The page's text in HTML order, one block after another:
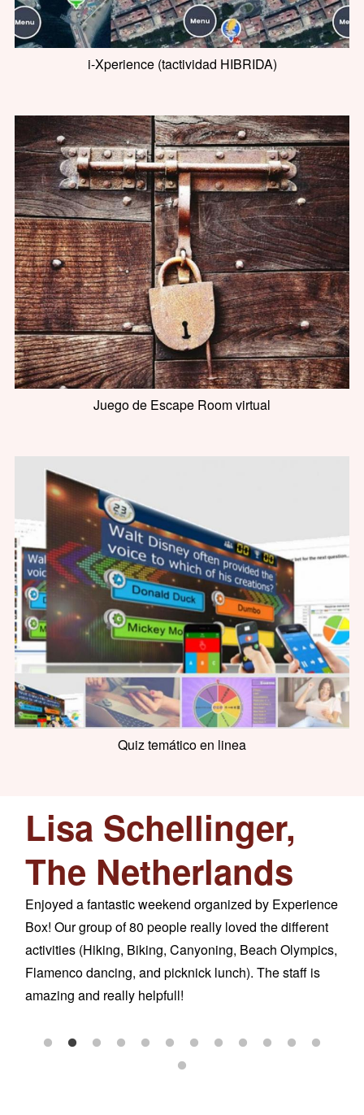
i-Xperience (tactividad HIBRIDA)
Juego de Escape Room virtual
Quiz temático en linea
Lisa Schellinger,
The Netherlands
Enjoyed a fantastic weekend organized by Experience
Box! Our group of 80 people really loved the different
activities (Hiking, Biking, Canyoning, Beach Olympics,
Flamenco dancing, and picknick lunch). The staff is
amazing and really helpfull!